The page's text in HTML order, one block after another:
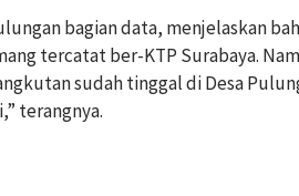
bagian data, menjelaskan
tercatat ber-KTP Surabaya.
sudah tinggal di Desa
terangnya.